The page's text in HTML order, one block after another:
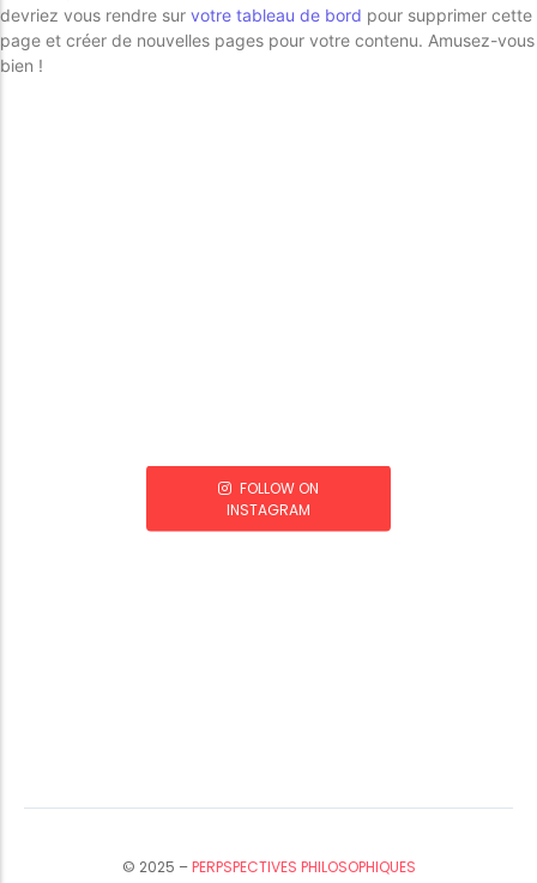
devriez vous rendre sur votre tableau de bord pour supprimer cette
page et créer de nouvelles pages pour votre contenu. Amusez-vous
bien !
FOLLOW ON
INSTAGRAM
© 2025 –PERPSPECTIVES PHILOSOPHIQUES